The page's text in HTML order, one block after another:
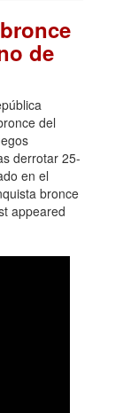
de
del
derrotar 25-
en el
bronce
appeared